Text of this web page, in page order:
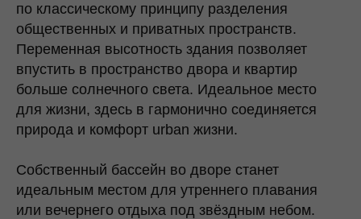
по классическому принципу разделения
общественных и приватных пространств.
Переменная высотность здания позволяет
впустить в пространство двора и квартир
больше солнечного света. Идеальное место
для жизни, здесь в гармонично соединяется
природа и комфорт urban жизни.
Собственный бассейн во дворе станет
идеальным местом для утреннего плавания
или вечернего отдыха под звёздным небом.